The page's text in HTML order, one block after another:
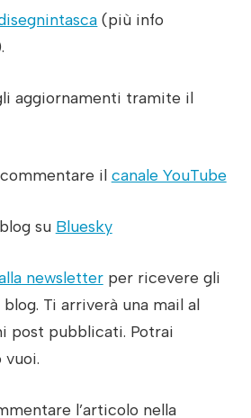
(più info
aggiornamenti tramite il
il canale YouTube
su Bluesky
newsletterper ricevere gli
Ti arriverà una mail al
post pubblicati. Potrai
vuoi.
l’articolo nella